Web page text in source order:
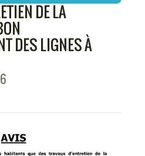
DE LA
DES LIGNES À